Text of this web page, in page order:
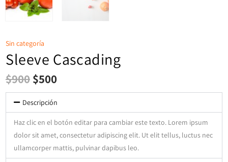
Sin categoría
Sleeve Cascading
$900 $500
Descripción
Haz clic en el botón editar para cambiar este texto. Lorem ipsum
dolor sit amet, consectetur adipiscing elit. Ut elit tellus, luctus nec
ullamcorper mattis, pulvinar dapibus leo.​